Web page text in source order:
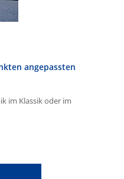
angepassten
im Klassik oder im